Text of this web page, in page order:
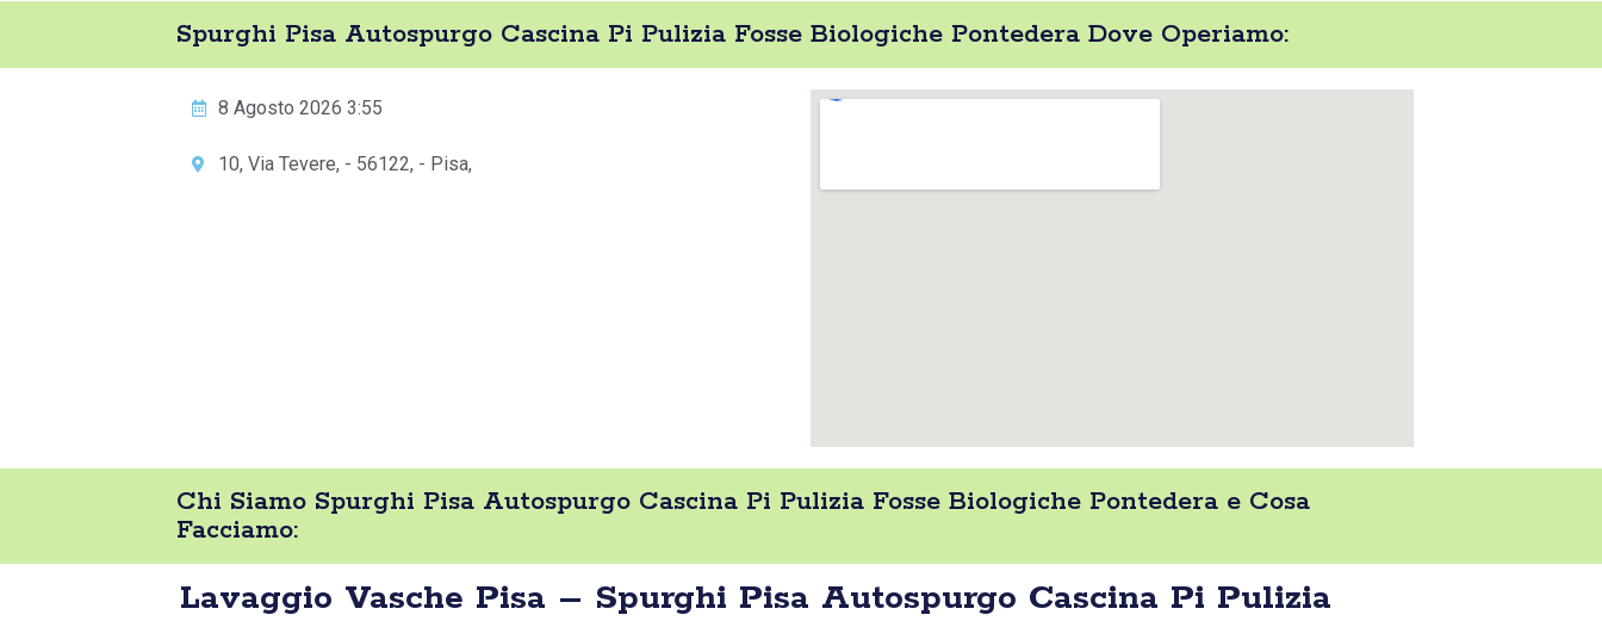
Spurghi Pisa Autospurgo Cascina Pi Pulizia Fosse Biologiche Pontedera Dove Operiamo:
8 Agosto 2026 3:55
10, Via Tevere, - 56122, - Pisa,
Chi Siamo Spurghi Pisa Autospurgo Cascina Pi Pulizia Fosse Biologiche Pontedera e Cosa
Facciamo:
Lavaggio Vasche Pisa – Spurghi Pisa Autospurgo Cascina Pi Pulizia